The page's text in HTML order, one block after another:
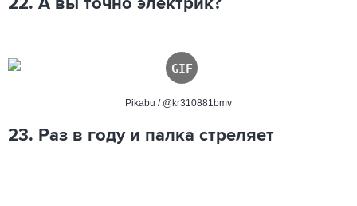
22. А вы точно электрик?
Pikabu / @kr310881bmv
23. Раз в году и палка стреляет